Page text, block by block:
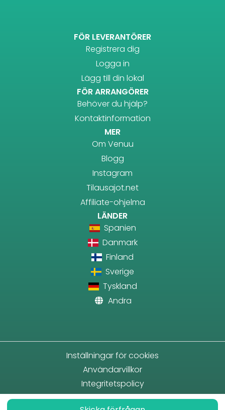
FÖR LEVERANTÖRER
Registrera dig
Logga in
Lägg till din lokal
FÖR ARRANGÖRER
Behöver du hjälp?
Kontaktinformation
MER
Om Venuu
Blogg
Instagram
Tilausajot.net
Affiliate-ohjelma
LÄNDER
Spanien
Danmark
Finland
Sverige
Tyskland
Andra
Inställningar för cookies
Användarvillkor
Integritetspolicy